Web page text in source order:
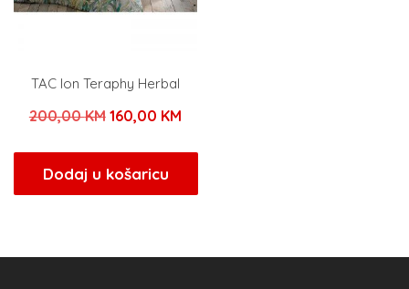
TAC Ion Teraphy Herbal
200,00KM Izvorna
bila
je:
160,00 KMTrenutna
160,00 KM.
Dodaj u košaricu